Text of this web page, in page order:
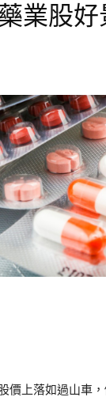
業股好
價上落如過山車